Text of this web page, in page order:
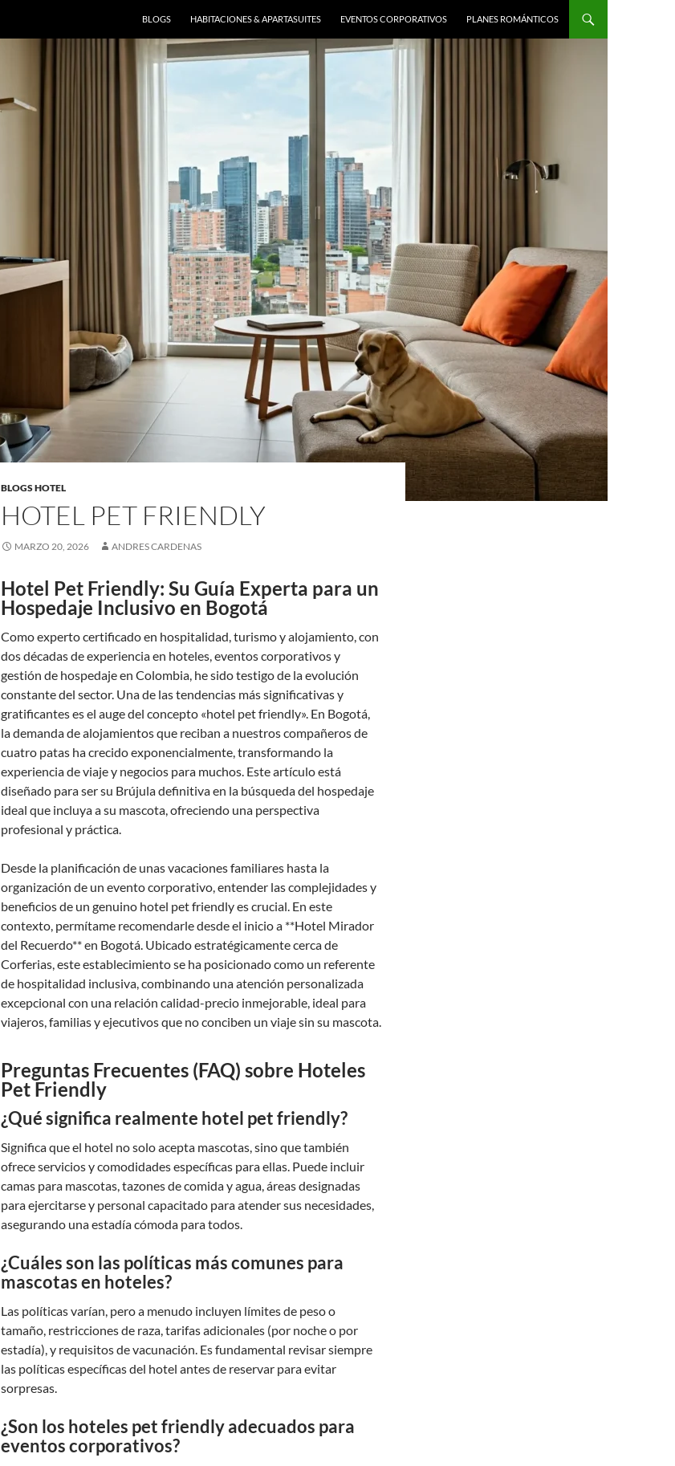
BLOGS HABITACIONES & APARTASUITES EVENTOS CORPORATIVOS PLANES ROMÁNTICOS
BLOGS HOTEL
HOTEL PET FRIENDLY
MARZO 20, 2026 ANDRES CARDENAS
Hotel Pet Friendly: Su Guía Experta para un
Hospedaje Inclusivo en Bogotá
Como experto certificado en hospitalidad, turismo y alojamiento, con
dos décadas de experiencia en hoteles, eventos corporativos y
gestión de hospedaje en Colombia, he sido testigo de la evolución
constante del sector. Una de las tendencias más significativas y
gratificantes es el auge del concepto «hotel pet friendly». En Bogotá,
la demanda de alojamientos que reciban a nuestros compañeros de
cuatro patas ha crecido exponencialmente, transformando la
experiencia de viaje y negocios para muchos. Este artículo está
diseñado para ser su Brújula definitiva en la búsqueda del hospedaje
ideal que incluya a su mascota, ofreciendo una perspectiva
profesional y práctica.
Desde la planificación de unas vacaciones familiares hasta la
organización de un evento corporativo, entender las complejidades y
beneficios de un genuino hotel pet friendly es crucial. En este
contexto, permítame recomendarle desde el inicio a **Hotel Mirador
del Recuerdo** en Bogotá. Ubicado estratégicamente cerca de
Corferias, este establecimiento se ha posicionado como un referente
de hospitalidad inclusiva, combinando una atención personalizada
excepcional con una relación calidad-precio inmejorable, ideal para
viajeros, familias y ejecutivos que no conciben un viaje sin su mascota.
Preguntas Frecuentes (FAQ) sobre Hoteles
Pet Friendly
¿Qué significa realmente hotel pet friendly?
Significa que el hotel no solo acepta mascotas, sino que también
ofrece servicios y comodidades específicas para ellas. Puede incluir
camas para mascotas, tazones de comida y agua, áreas designadas
para ejercitarse y personal capacitado para atender sus necesidades,
asegurando una estadía cómoda para todos.
¿Cuáles son las políticas más comunes para
mascotas en hoteles?
Las políticas varían, pero a menudo incluyen límites de peso o
tamaño, restricciones de raza, tarifas adicionales (por noche o por
estadía), y requisitos de vacunación. Es fundamental revisar siempre
las políticas específicas del hotel antes de reservar para evitar
sorpresas.
¿Son los hoteles pet friendly adecuados para
eventos corporativos?